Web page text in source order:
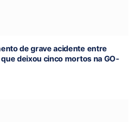
de grave acidente entre
deixou cinco mortos na GO-